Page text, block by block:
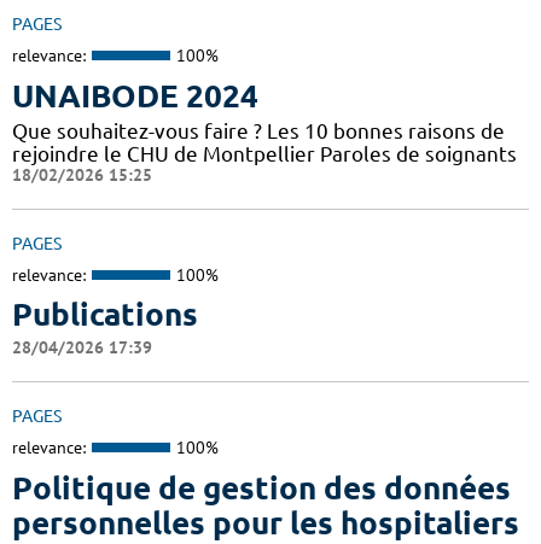
PAGES
relevance: 100%
UNAIBODE 2024
Que souhaitez-vous faire ? Les 10 bonnes raisons de
rejoindre le CHU de Montpellier Paroles de soignants
18/02/2026 15:25
PAGES
relevance: 100%
Publications
28/04/2026 17:39
PAGES
relevance: 100%
Politique de gestion des données
personnelles pour les hospitaliers